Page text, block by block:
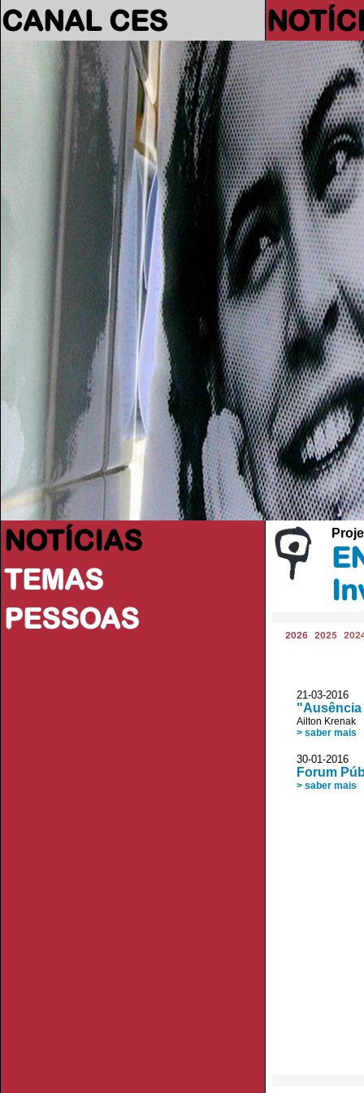
CANAL CES
NOTÍCIAS
TEMAS
PESSOAS
2026 2025
21-03-
"Ausência
Ailton Krenak
> saber mais
30-01-
Forum
> saber mais